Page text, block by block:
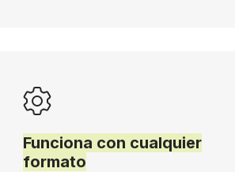
Funciona con cualquier
formato